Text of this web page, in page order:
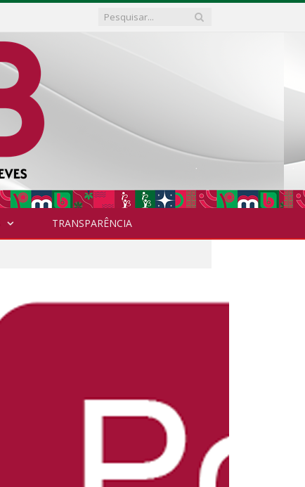
TRANSPARÊNCIA